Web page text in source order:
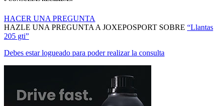
HAZLE UNA PREGUNTA A JOXEPOSPORT SOBRE
205 gti”
Debes estar logueado para poder realizar la consulta